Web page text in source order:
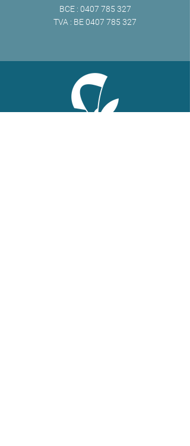
BCE : 0407 785 327
TVA : BE0407 785 327